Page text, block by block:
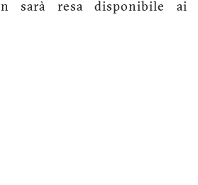
sarà resa disponibile ai